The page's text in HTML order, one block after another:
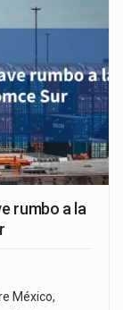
rumbo a la
México,